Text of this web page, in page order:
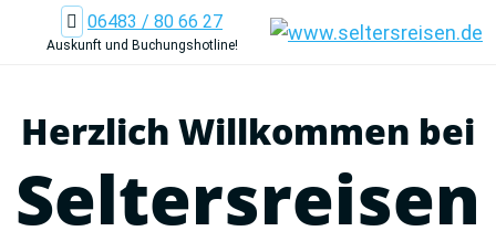
06483 / 80 66 27
Auskunft und Buchungshotline!
Herzlich Willkommen bei
Seltersreisen